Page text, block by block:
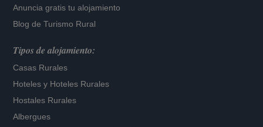
Anuncia gratis tu alojamiento
Blog de Turismo Rural
Tipos de alojamiento:
Casas Rurales
Hoteles y Hoteles Rurales
Hostales Rurales
Albergues